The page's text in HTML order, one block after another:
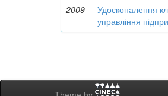
2009
Удосконалення
управління